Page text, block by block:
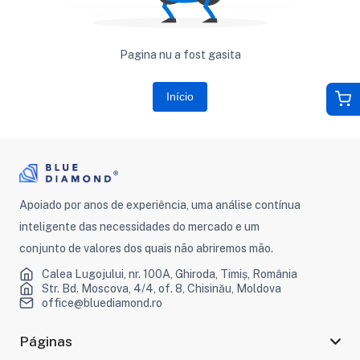
Pagina nu a fost gasita
Início
Apoiado por anos de experiência, uma análise contínua
inteligente das necessidades do mercado e um
conjunto de valores dos quais não abriremos mão.
Calea Lugojului, nr. 100A, Ghiroda, Timiș, România
Str. Bd. Moscova, 4/4, of. 8, Chisinău, Moldova
office@bluediamond.ro
Páginas